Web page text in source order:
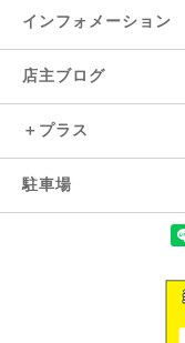
インフォメーション
店主ブログ
＋プラス
駐車場